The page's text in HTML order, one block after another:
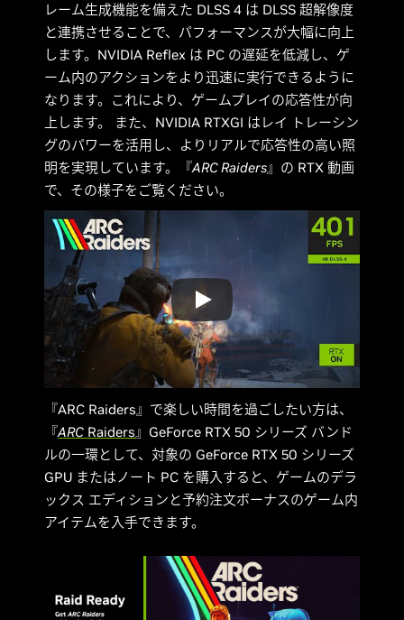
レーム生成機能を備えた DLSS 4 は DLSS 超解像度
と連携させることで、パフォーマンスが大幅に向上
します。NVIDIA Reflex は PC の遅延を低減し、ゲ
ーム内のアクションをより迅速に実行できるように
なります。これにより、ゲームプレイの応答性が向
上します。 また、NVIDIA RTXGI はレイ トレーシン
グのパワーを活用し、よりリアルで応答性の高い照
明を実現しています。『ARC Raiders』の RTX 動画
で、その様子をご覧ください。
『ARC Raiders』で楽しい時間を過ごしたい方は、
『ARC Raiders 』GeForce RTX 50 シリーズ バンド
ルの一環として、対象の GeForce RTX 50 シリーズ
GPU またはノート PC を購入すると、ゲームのデラ
ックス エディションと予約注文ボーナスのゲーム内
アイテムを入手できます。